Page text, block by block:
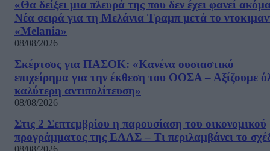
«Θα δείξει μια πλευρά της που δεν έχει φανεί
Νέα σειρά για τη Μελάνια Τραμπ μετά το
«Melania»
08/08/2026
Σκέρτσος για ΠΑΣΟΚ: «Κανένα ουσιαστικό
επιχείρημα για την έκθεση του ΟΟΣΑ – Αξίζουμε
καλύτερη αντιπολίτευση»
08/08/2026
Στις 2 Σεπτεμβρίου η παρουσίαση του οικονομικού
προγράμματος της ΕΛΑΣ – Τι περιλαμβάνει το
08/08/2026